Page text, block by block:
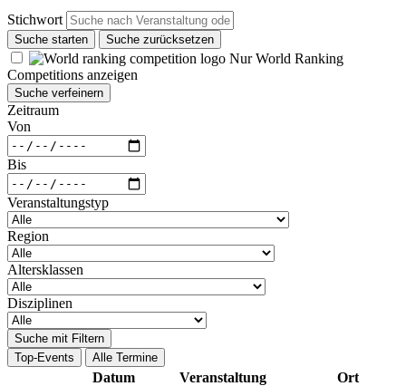
Stichwort
Suche starten Suche zurücksetzen
Nur World Ranking
Competitions anzeigen
Suche verfeinern
Zeitraum
Von
Bis
Veranstaltungstyp
Region
Altersklassen
Disziplinen
Suche mit Filtern
Top-Events
Alle Termine
Datum Veranstaltung Ort